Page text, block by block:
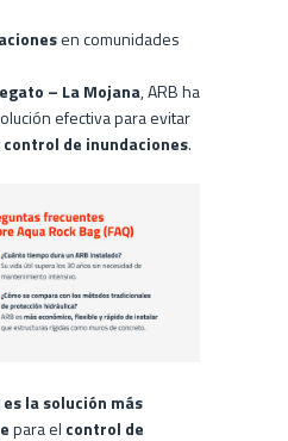
en comunidades
– La Mojana, ARB ha
efectiva para evitar
control de inundaciones.
es la solución más
para el control de